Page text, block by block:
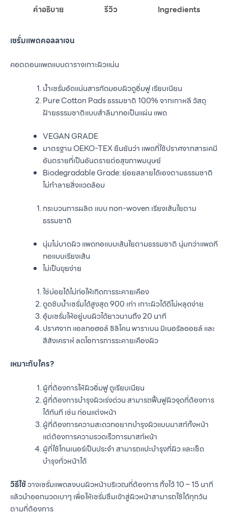
คำอธิบาย รีวิว Ingredients
เซรั่มแพดคอลลาเจน
คอตตอนแพดแบบตารางเกาะผิวแน่น
น้ำเซรั่มอัดแน่นสารกัดมอบผิวดูอิ่มฟู เรียบเนียน
Pure Cotton Pads ธรรมชาติ 100% จากเกาหลี วัสดุ
ฝ้ายธรรมชาติแบบสำลีมาทอเป็นแผ่น แพด
VEGAN GRADE
มาตรฐาน OEKO-TEX ยืนยันว่า แพดที่ใช้ปราศจากสารเคมี
อันตรายที่เป็นอันตรายต่อสุขภาพมนุษย์
Biodegradable Grade: ย่อยสลายได้เองตามธรรมชาติ
ไม่ทำลายสิ่งแวดล้อม
กระบวนการผลิต แบบ non-woven เรียงเส้นใยตาม
ธรรมชาติ
นุ่มไม่บาดผิว แพดทอแบบเส้นใยตามธรรมชาติ นุ่มกว่าแพดที
ทอแบบเรียงเส้น
ไม่เป็นขุยง่าย
ใช่บ่อยได้ไม่ก่อให้เกิดการระคายเคือง
ดูดซับน้ำเซรั่มได้สูงสุด 900 เท่า เกาะผิวได้ดีไม่หลุดง่าย
อุ้มเซรั่มให้อยู่บนผิวได้ยาวนานถึง 20 นาที
ปราศจาก แอลกอฮอล์ ซิลิโคน พาราเบน มิเนอรัลออยล์ และ
สีสังเคราห์ ลดโอการการระคายเคืองผิว
เหมาะกับใคร?
ผู้ที่ต้องการให้ผิวอิ่มฟู ดูเรียบเนียน
ผู้ที่ต้องการบำรุงผิวเร่งด่วน สามารถฟื้นฟูผิวจุดที่ต้องการ
ได้ทันที เช่น ก่อนแต่งหน้า
ผู้ที่ต้องการความสะดวกอยากบำรุงผิวแบบมาสก์ทั้งหน้า
แต่ต้องการความรวดเร็วการมาสก์หน้า
ผู้ที่ใช้โทนเนอร์เป็นประจำ สามารถแปะบำรุงที่ผิว และเช็ด
บำรุงทั่วหน้าได้
วิธีใช้วางเซรั่มแพดลงบนผิวหน้าบริเวณที่ต้องการ ทิ้งไว้ 10 – 15 นาที
แล้วนำออกนวดเบาๆ เพื่อให้เซรั่มซึมเข้าสู่ผิวหน้าสามารถใช้ได้ทุกวัน
ตามที่ต้องการ